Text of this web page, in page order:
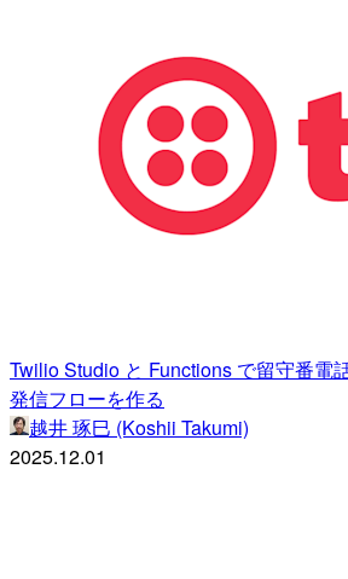
Twilio Studio と Functions で留守番電
発信フローを作る
越井 琢巳 (Koshii Takumi)
2025.12.01